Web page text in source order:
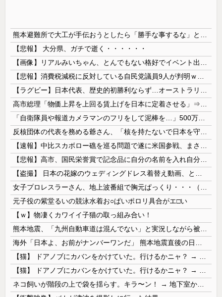
【悲報】 大分県、ガチで逝く・・・・・・
元子役の紫堂るいの競泳水着お○ぱいポロリ具合がエ□い
【ｗ】物凄くカワイイ子猫の取っ組み合い！